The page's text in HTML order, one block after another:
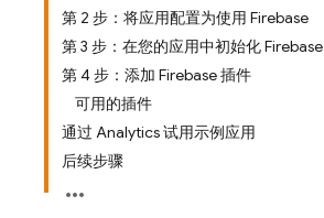
第 2 步：将应用配置为使用 Firebase
第 3 步：在您的应用中初始化 Firebase
第 4 步：添加 Firebase 插件
可用的插件
通过 Analytics 试用示例应用
后续步骤